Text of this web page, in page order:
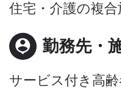
住宅・介護の複合
person_pin 勤務先・
サービス付き高